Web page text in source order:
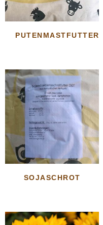
PUTENMASTFUTTER
SOJASCHROT